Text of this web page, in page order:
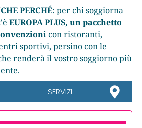
PERCHÉ: per chi soggiorna
EUROPA PLUS, un pacchetto
con ristoranti,
sportivi, persino con le
renderà il vostro soggiorno più
SERVIZI